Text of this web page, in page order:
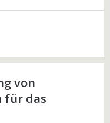
von
für das